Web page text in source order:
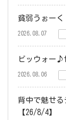
貧弱うぉーく
2026.08.07
ビッウォー♪
2026.08.06
背中で魅せ
【26/8/4】